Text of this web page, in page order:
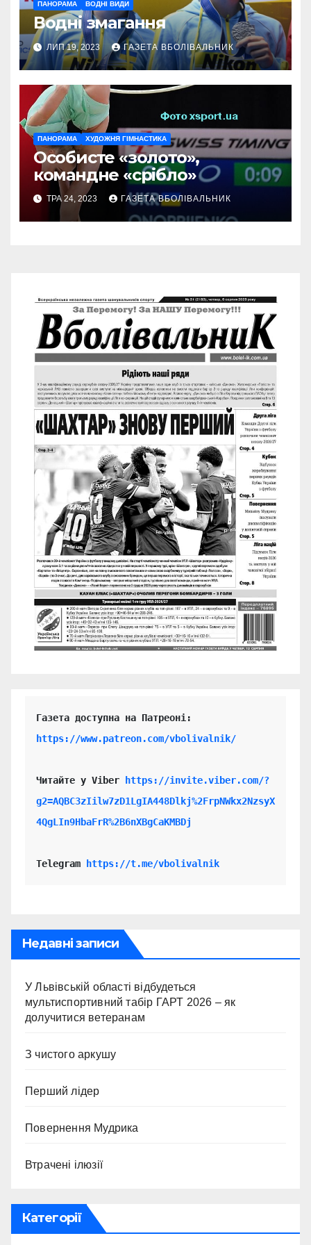
ПАНОРАМА ВОДНІ ВИДИ
Водні змагання
ЛИП 19, 2023 ГАЗЕТА ВБОЛІВАЛЬНИК
ПАНОРАМА ХУДОЖНЯ ГІМНАСТИКА
Особисте «золото»,
командне «срібло»
ТРА 24, 2023 ГАЗЕТА ВБОЛІВАЛЬНИК
https://www.patreon.com/vbolivalnik/
Читайте у Viber
https://invite.viber.com/?
g2=AQBC3zIilw7zD1LgIA448Dlkj%2FrpNWkx2NzsyX
4QgLIn9HbaFrR%2B6nXBgCaKMBDj
Telegram https://t.me/vbolivalnik
Недавні записи
У Львівській області відбудеться
мультиспортивний табір ГАРТ 2026 – як
долучитися ветеранам
З чистого аркушу
Перший лідер
Повернення Мудрика
Втрачені ілюзії
Категорії